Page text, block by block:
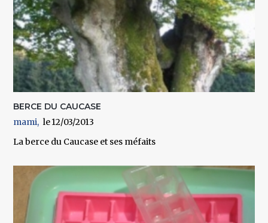
BERCE DU CAUCASE
mami
12/03/2013
La berce du Caucase et ses méfaits